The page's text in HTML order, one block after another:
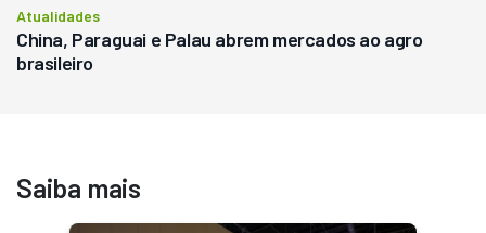
Atualidades
China, Paraguai e Palau abrem mercados ao agro
brasileiro
Saiba mais